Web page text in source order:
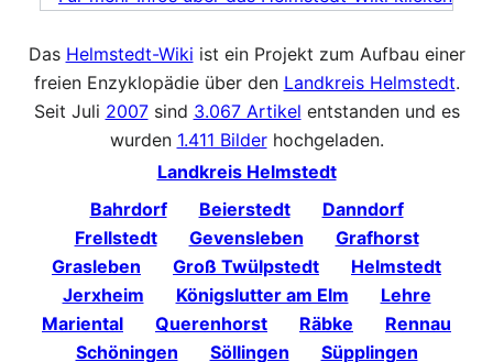
Das Helmstedt-Wiki ist ein Projekt zum Aufbau einer
freien Enzyklopädie über den Landkreis Helmstedt.
Seit Juli 2007sind 3.067 Artikel entstanden und es
wurden 1.411 Bilderhochgeladen.
Landkreis Helmstedt
Bahrdorf
Beierstedt
Danndorf
Frellstedt
Gevensleben
Grafhorst
Grasleben
Groß Twülpstedt
Helmstedt
Jerxheim
Königslutter am Elm
Lehre
Mariental
Querenhorst Räbke
Rennau
Schöningen
Söllingen
Süpplingen